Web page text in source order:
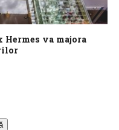
va majora